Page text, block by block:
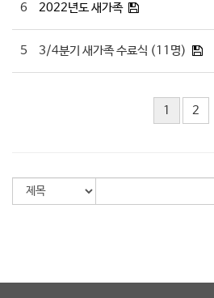
6 2022년도 새가족
5 3/4분기 새가족 수료식 (11명)
1 2